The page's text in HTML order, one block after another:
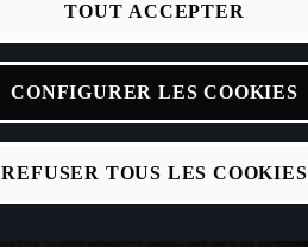
REFUSER TOUS LES COOKIES
TOUT ACCEPTER
CONFIGURER LES COOKIES